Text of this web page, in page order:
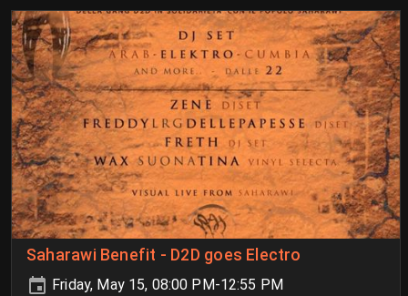
Saharawi Benefit - D2D goes Electro
Friday, May 15, 08:00 PM-12:55 PM